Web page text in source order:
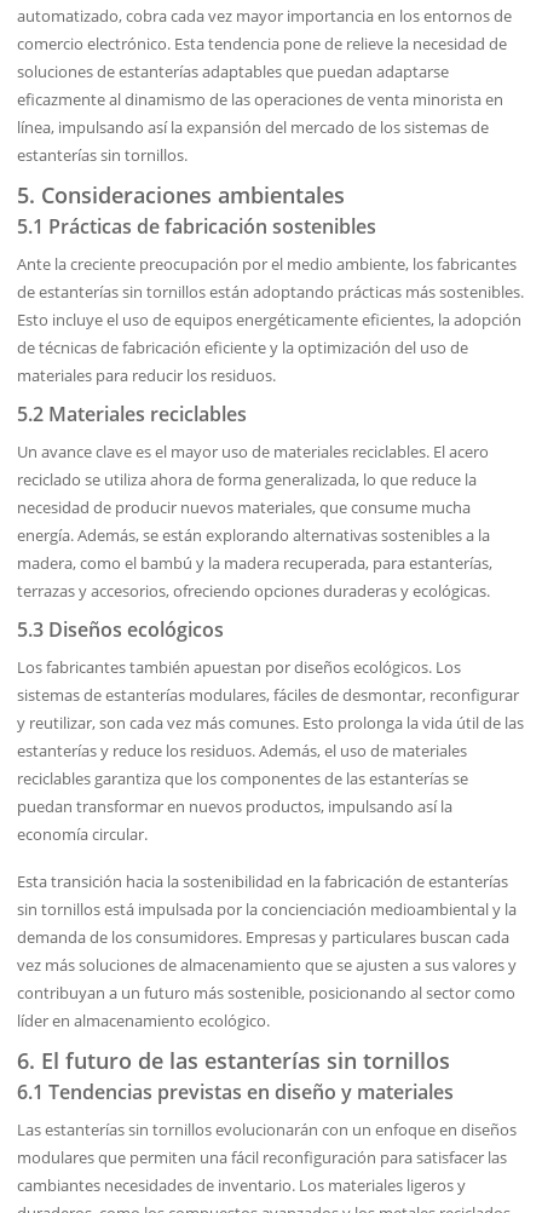
automatizado, cobra cada vez mayor importancia en los entornos de
comercio electrónico. Esta tendencia pone de relieve la necesidad de
soluciones de estanterías adaptables que puedan adaptarse
eficazmente al dinamismo de las operaciones de venta minorista en
línea, impulsando así la expansión del mercado de los sistemas de
estanterías sin tornillos.
5. Consideraciones ambientales
5.1 Prácticas de fabricación sostenibles
Ante la creciente preocupación por el medio ambiente, los fabricantes
de estanterías sin tornillos están adoptando prácticas más sostenibles.
Esto incluye el uso de equipos energéticamente eficientes, la adopción
de técnicas de fabricación eficiente y la optimización del uso de
materiales para reducir los residuos.
5.2 Materiales reciclables
Un avance clave es el mayor uso de materiales reciclables. El acero
reciclado se utiliza ahora de forma generalizada, lo que reduce la
necesidad de producir nuevos materiales, que consume mucha
energía. Además, se están explorando alternativas sostenibles a la
madera, como el bambú y la madera recuperada, para estanterías,
terrazas y accesorios, ofreciendo opciones duraderas y ecológicas.
5.3 Diseños ecológicos
Los fabricantes también apuestan por diseños ecológicos. Los
sistemas de estanterías modulares, fáciles de desmontar, reconfigurar
y reutilizar, son cada vez más comunes. Esto prolonga la vida útil de las
estanterías y reduce los residuos. Además, el uso de materiales
reciclables garantiza que los componentes de las estanterías se
puedan transformar en nuevos productos, impulsando así la
economía circular.
Esta transición hacia la sostenibilidad en la fabricación de estanterías
sin tornillos está impulsada por la concienciación medioambiental y la
demanda de los consumidores. Empresas y particulares buscan cada
vez más soluciones de almacenamiento que se ajusten a sus valores y
contribuyan a un futuro más sostenible, posicionando al sector como
líder en almacenamiento ecológico.
6. El futuro de las estanterías sin tornillos
6.1 Tendencias previstas en diseño y materiales
Las estanterías sin tornillos evolucionarán con un enfoque en diseños
modulares que permiten una fácil reconfiguración para satisfacer las
cambiantes necesidades de inventario. Los materiales ligeros y